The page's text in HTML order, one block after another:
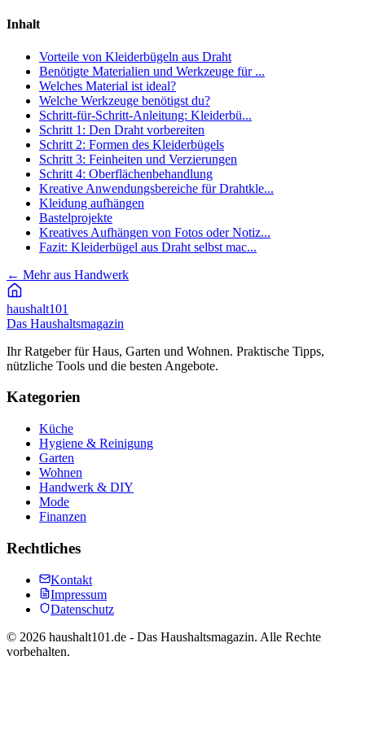
Inhalt
Vorteile von Kleiderbügeln aus Draht
Benötigte Materialien und Werkzeuge für ...
Welches Material ist ideal?
Welche Werkzeuge benötigst du?
Schritt-für-Schritt-Anleitung: Kleiderbü...
Schritt 1: Den Draht vorbereiten
Schritt 2: Formen des Kleiderbügels
Schritt 3: Feinheiten und Verzierungen
Schritt 4: Oberflächenbehandlung
Kreative Anwendungsbereiche für Drahtkle...
Kleidung aufhängen
Bastelprojekte
Kreatives Aufhängen von Fotos oder Notiz...
Fazit: Kleiderbügel aus Draht selbst mac...
← Mehr aus Handwerk
haushalt101
Das Haushaltsmagazin
Ihr Ratgeber für Haus, Garten und Wohnen. Praktische Tipps,
nützliche Tools und die besten Angebote.
Kategorien
Küche
Hygiene & Reinigung
Garten
Wohnen
Handwerk & DIY
Mode
Finanzen
Rechtliches
Kontakt
Impressum
Datenschutz
© 2026 haushalt101.de - Das Haushaltsmagazin. Alle Rechte
vorbehalten.